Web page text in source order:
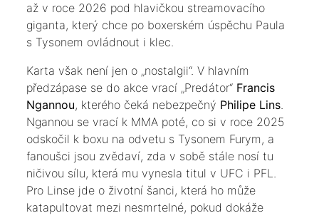
až v roce 2026 pod hlavičkou streamovacího
giganta, který chce po boxerském úspěchu Paula
s Tysonem ovládnout i klec.
​Karta však není jen o „nostalgii“. V hlavním
předzápase se do akce vrací „Predátor“ Francis
Ngannou, kterého čeká nebezpečný Philipe Lins.
Ngannou se vrací k MMA poté, co si v roce 2025
odskočil k boxu na odvetu s Tysonem Furym, a
fanoušci jsou zvědaví, zda v sobě stále nosí tu
ničivou sílu, která mu vynesla titul v UFC i PFL.
Pro Linse jde o životní šanci, která ho může
katapultovat mezi nesmrtelné, pokud dokáže